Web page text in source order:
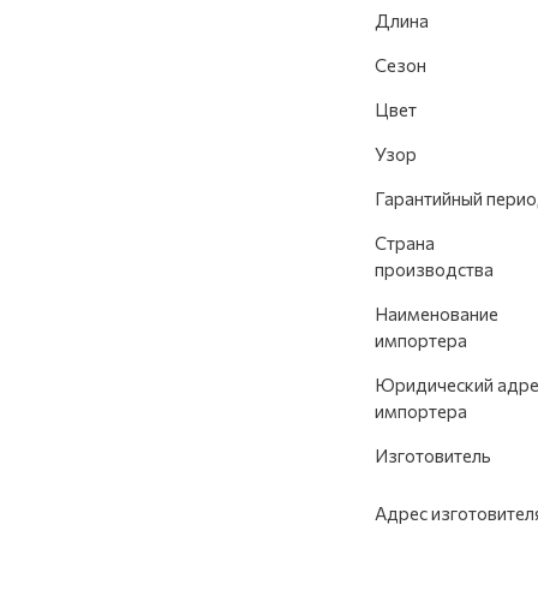
Длина
Сезон
Цвет
Узор
Гарантийный
Страна
производства
Наименование
импортера
Юридический
импортера
Изготовитель
Адрес